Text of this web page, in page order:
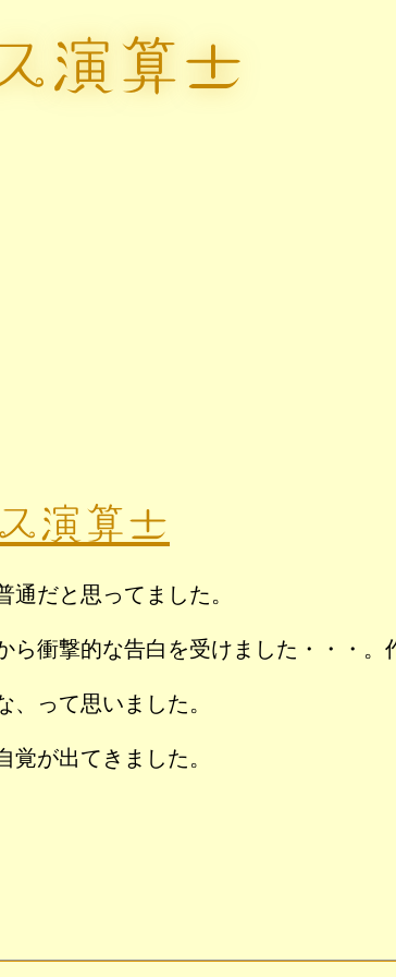
演算±
演算±
だと思ってました。
衝撃的な告白を受けました・・・。
って思いました。
が出てきました。